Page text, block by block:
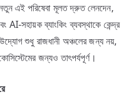
এই পরিষেবা মূলত দ্রুত লেনদেন,
AI-সহায়ক ব্যাংকিং ব্যবস্থাকে কেন্দ্র
শুধু রাজধানী অঞ্চলের জন্য নয়,
জন্যও তাৎপর্যপূর্ণ।